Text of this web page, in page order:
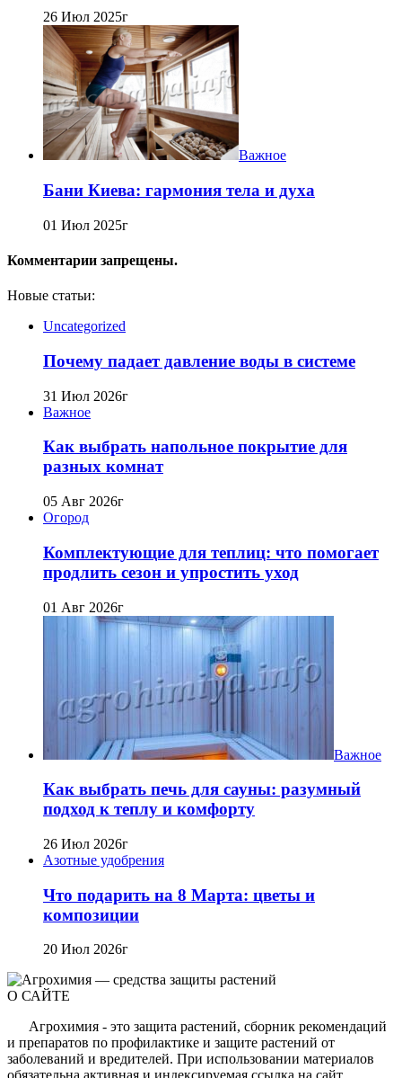
26 Июл 2025г
Важное
Бани Киева: гармония тела и духа
01 Июл 2025г
Комментарии запрещены.
Новые статьи:
Uncategorized
Почему падает давление воды в системе
31 Июл 2026г
Важное
Как выбрать напольное покрытие для
разных комнат
05 Авг 2026г
Огород
Комплектующие для теплиц: что помогает
продлить сезон и упростить уход
01 Авг 2026г
Важное
Как выбрать печь для сауны: разумный
подход к теплу и комфорту
26 Июл 2026г
Азотные удобрения
Что подарить на 8 Марта: цветы и
композиции
20 Июл 2026г
О САЙТЕ
Агрохимия - это защита растений, сборник рекомендаций
и препаратов по профилактике и защите растений от
заболеваний и вредителей. При использовании материалов